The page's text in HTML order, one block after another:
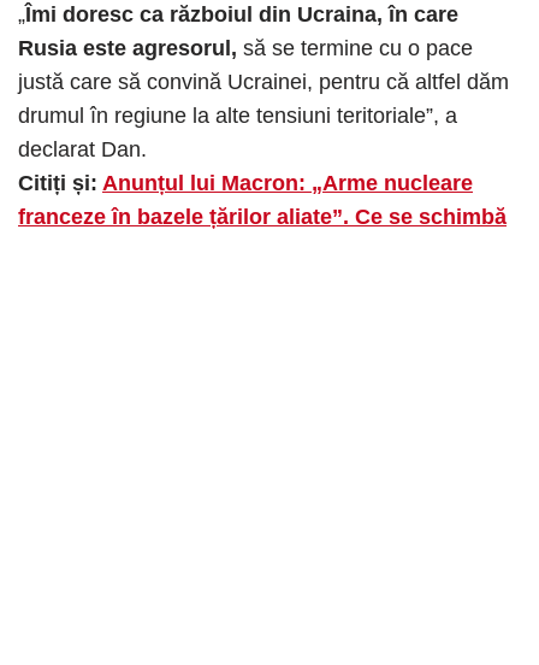
„Îmi doresc ca războiul din Ucraina, în care
Rusia este agresorul, să se termine cu o pace
justă care să convină Ucrainei, pentru că altfel dăm
drumul în regiune la alte tensiuni teritoriale”, a
declarat Dan.
Citiți și: Anunțul lui Macron: „Arme nucleare
franceze în bazele țărilor aliate”. Ce se schimbă